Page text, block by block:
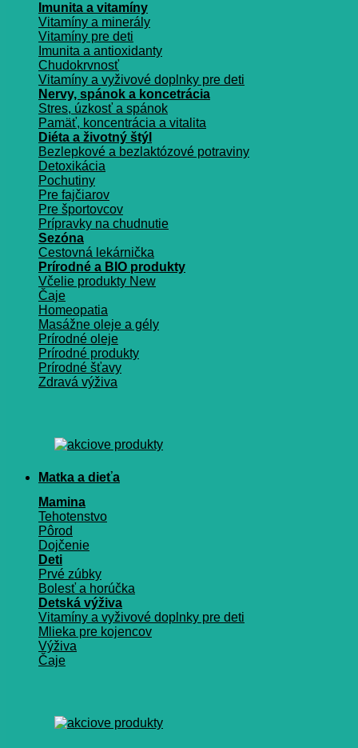
Imunita a vitamíny
Vitamíny a minerály
Vitamíny pre deti
Imunita a antioxidanty
Chudokrvnosť
Vitamíny a vyživové doplnky pre deti
Nervy, spánok a koncetrácia
Stres, úzkosť a spánok
Pamäť, koncentrácia a vitalita
Diéta a životný štýl
Bezlepkové a bezlaktózové potraviny
Detoxikácia
Pochutiny
Pre fajčiarov
Pre športovcov
Prípravky na chudnutie
Sezóna
Cestovná lekárnička
Prírodné a BIO produkty
Včelie produkty
Čaje
Homeopatia
Masážne oleje a gély
Prírodné oleje
Prírodné produkty
Prírodné šťavy
Zdravá výživa
Matka a dieťa
Mamina
Tehotenstvo
Pôrod
Dojčenie
Deti
Prvé zúbky
Bolesť a horúčka
Detská výživa
Vitamíny a vyživové doplnky pre deti
Mlieka pre kojencov
Výživa
Čaje